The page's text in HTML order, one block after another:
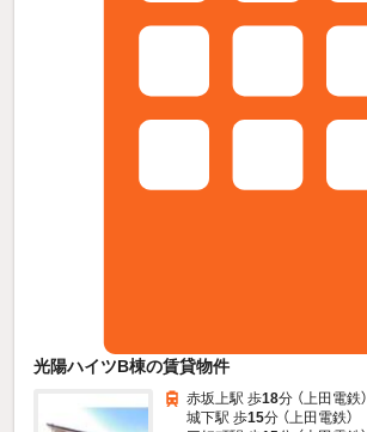
光陽ハイツB棟の賃貸物件
赤坂上駅 歩18分 （上田電鉄）
城下駅 歩15分 （上田電鉄）